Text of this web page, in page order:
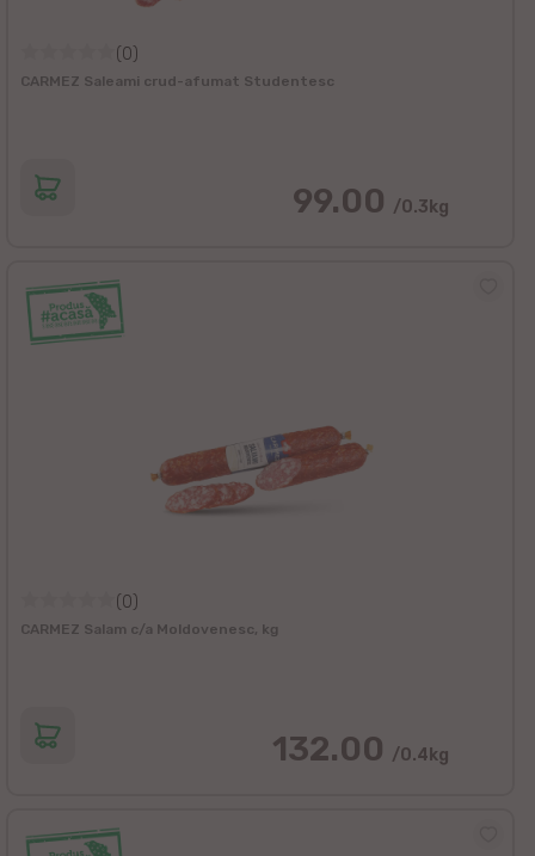
(0)
CARMEZ Saleami crud-afumat Studentesc
99.00 /0.3kg
(0)
CARMEZ Salam c/a Moldovenesc, kg
132.00 /0.4kg